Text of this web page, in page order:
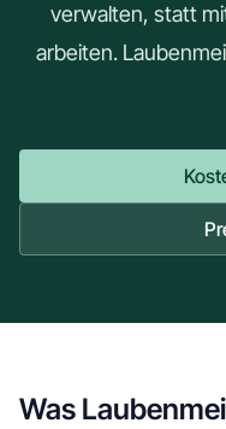
verwalten, statt
arbeiten.
Was